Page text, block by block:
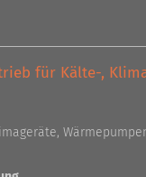
für Kälte-,